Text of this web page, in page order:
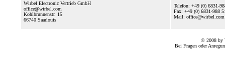
Wirbel Electronic Vertrieb GmbH
office@wirbel.com
Kohlbrunnenstr. 15
66740 Saarlouis
Telefon: +49 (0) 6831-
Fax: +49 (0) 6831-988
Mail:
© 2008 by
Bei Fragen oder